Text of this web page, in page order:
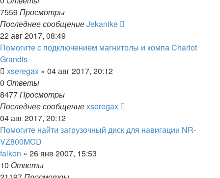
7559 Просмотры
Последнее сообщениеJekanike
22 авг 2017, 08:49
Помогите с подключением магнитолы и компа Chariot
Grandis
xseregax » 04 авг 2017, 20:12
0 Ответы
8477Просмотры
Последнее сообщениеxseregax
04 авг 2017, 20:12
Помогите найти загрузочный диск для навигации NR-
VZ800MCD
falkon » 26 янв 2007, 15:53
10 Ответы